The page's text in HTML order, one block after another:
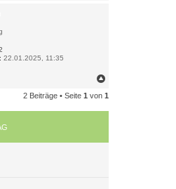
22.01.2025, 11:35
c
2 Beiträge • Seite 1 von 1